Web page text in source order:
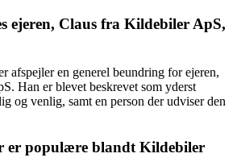
ejeren, Claus fra Kildebiler ApS,
afspejler en generel beundring for ejeren,
Han er blevet beskrevet som yderst
og venlig, samt en person der udviser den
er populære blandt Kildebiler